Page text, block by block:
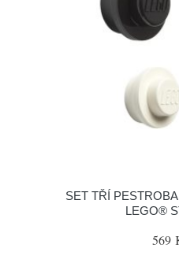
SET TŘÍ
LEGO®
569